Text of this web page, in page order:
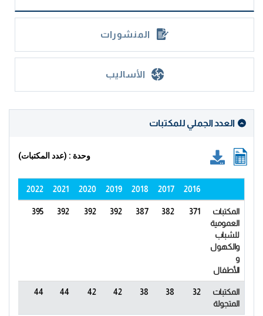
المنشورات
الأساليب
العدد الجملي للمكتبات
وحدة : (عدد المكتبات)
2016
2017
2018
2019
2020
2021
2022
المكتبات
العمومية
للشباب
والكهول
و
الأطفال
371
382
387
392
392
392
395
المكتبات
المتجولة
32
38
38
42
42
44
44